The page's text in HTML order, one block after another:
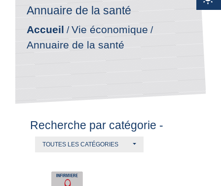
Annuaire de la santé
Accueil/Vie économique /
Annuaire de la santé
Recherche par catégorie -
TOUTES LES CATÉGORIES